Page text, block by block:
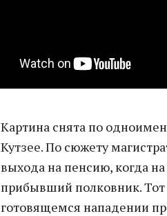
Картина снята по
Кутзее. По сюжету
выхода на пенсию, когда
прибывший полковник. Тот
готовящемся нападении